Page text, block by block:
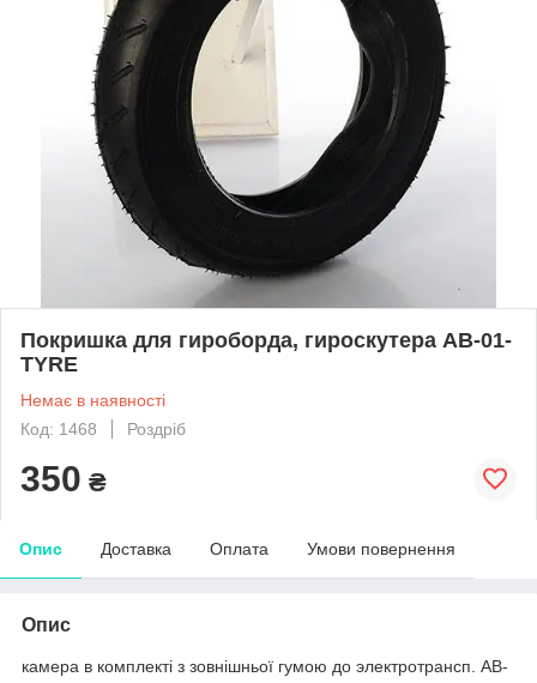
Покришка для гироборда, гироскутера AB-01-
TYRE
Немає в наявності
Код: 1468
Роздріб
350 ₴
Опис Доставка Оплата Умови повернення
Опис
камера в комплекті з зовнішньої гумою до электротрансп. AB-